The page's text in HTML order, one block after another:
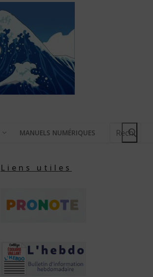
MANUELS NUMÉRIQUES
Rechercher
Liens utiles